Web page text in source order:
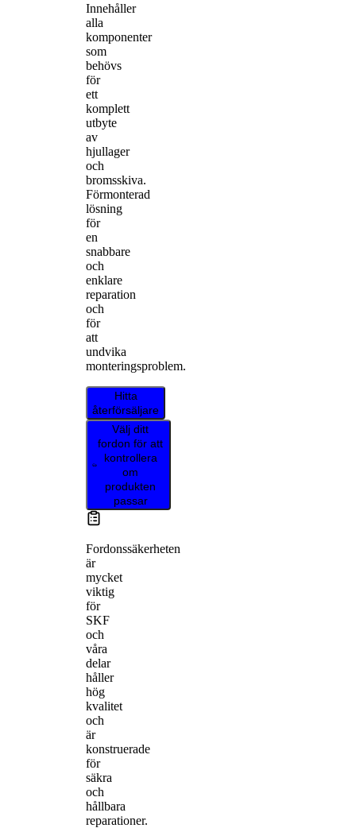
Innehåller
alla
komponenter
som
behövs
för
ett
komplett
utbyte
av
hjullager
och
bromsskiva.
Förmonterad
lösning
för
en
snabbare
och
enklare
reparation
och
för
att
undvika
monteringsproblem.
Hitta
återförsäljare
Välj ditt
fordon för att
kontrollera
om
produkten
passar
Fordonssäkerheten
är
mycket
viktig
för
SKF
och
våra
delar
håller
hög
kvalitet
och
är
konstruerade
för
säkra
och
hållbara
reparationer.